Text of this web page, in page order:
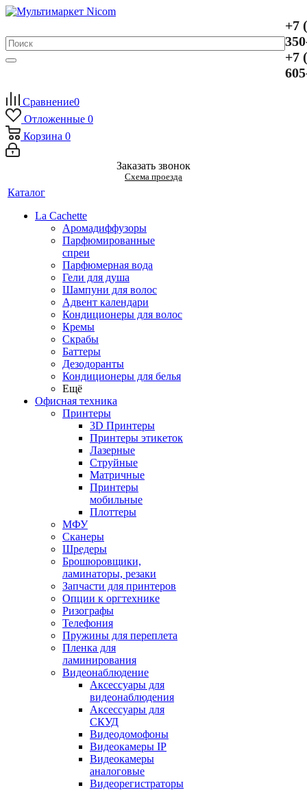
+7
+7
Сравнение0
Отложенные 0
Корзина 0
Заказать звонок
Схема проезда
Каталог
La Cachette
Аромадиффузоры
Парфюмированные
спреи
Парфюмерная вода
Гели для душа
Шампуни для волос
Адвент календари
Кондиционеры для волос
Кремы
Скрабы
Баттеры
Дезодоранты
Кондиционеры для белья
Ещё
Офисная техника
Принтеры
3D Принтеры
Принтеры этикеток
Лазерные
Струйные
Матричные
Принтеры
мобильные
Плоттеры
МФУ
Сканеры
Шредеры
Брошюровщики,
ламинаторы, резаки
Запчасти для принтеров
Опции к оргтехнике
Ризографы
Телефония
Пружины для переплета
Пленка для
ламинирования
Видеонаблюдение
Аксессуары для
видеонаблюдения
Аксессуары для
СКУД
Видеодомофоны
Видеокамеры IP
Видеокамеры
аналоговые
Видеорегистраторы